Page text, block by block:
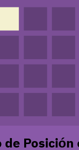
de Posición